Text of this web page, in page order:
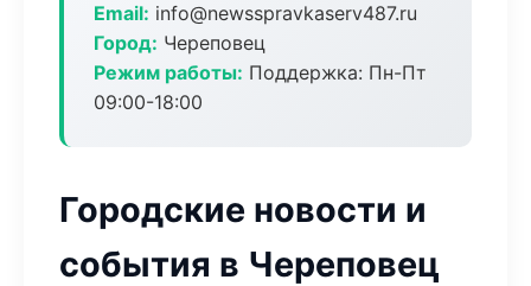
Email: info@newsspravkaserv487.ru
Город: Череповец
Режим работы: Поддержка: Пн-Пт
09:00-18:00
Городские новости и
события в Череповец